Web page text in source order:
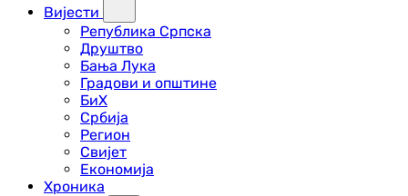
Вијести
Република Српска
Друштво
Бања Лука
Градови и општине
БиХ
Србија
Регион
Свијет
Економија
Хроника